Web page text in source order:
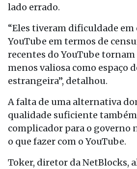
lado errado.
“Eles tiveram dificuldade
YouTube em termos de
recentes do YouTube
menos valiosa como espaço
estrangeira”, detalhou.
A falta de uma alternativa
qualidade suficiente
complicador para o governo
o que fazer com o YouTube.
Toker, diretor da NetBlocks,